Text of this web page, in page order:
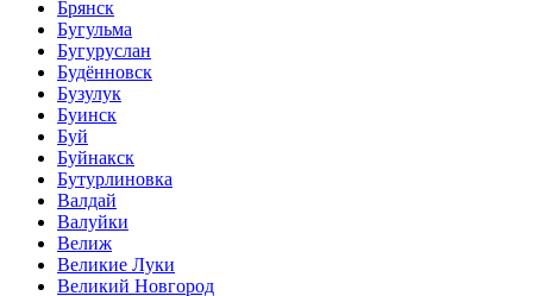
Брянск
Бугульма
Бугуруслан
Будённовск
Бузулук
Буинск
Буй
Буйнакск
Бутурлиновка
Валдай
Валуйки
Велиж
Великие Луки
Великий Новгород